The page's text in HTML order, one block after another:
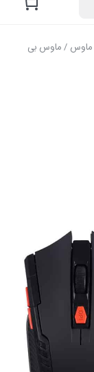
ماوس / ماوس بی